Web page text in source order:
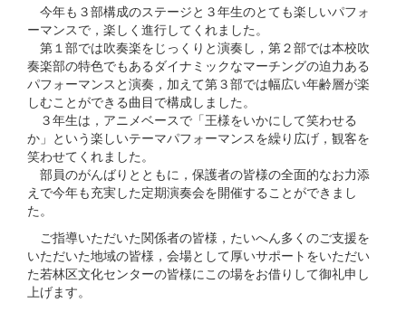
今年も３部構成のステージと３年生のとても楽しいパフォ
ーマンスで，楽しく進行してくれました。
第１部では吹奏楽をじっくりと演奏し，第２部では本校吹
奏楽部の特色でもあるダイナミックなマーチングの迫力ある
パフォーマンスと演奏，加えて第３部では幅広い年齢層が楽
しむことができる曲目で構成しました。
３年生は，アニメベースで「王様をいかにして笑わせる
か」という楽しいテーマパフォーマンスを繰り広げ，観客を
笑わせてくれました。
部員のがんばりとともに，保護者の皆様の全面的なお力添
えで今年も充実した定期演奏会を開催することができまし
た。
ご指導いただいた関係者の皆様，たいへん多くのご支援を
いただいた地域の皆様，会場として厚いサポートをいただい
た若林区文化センターの皆様にこの場をお借りして御礼申し
上げます。